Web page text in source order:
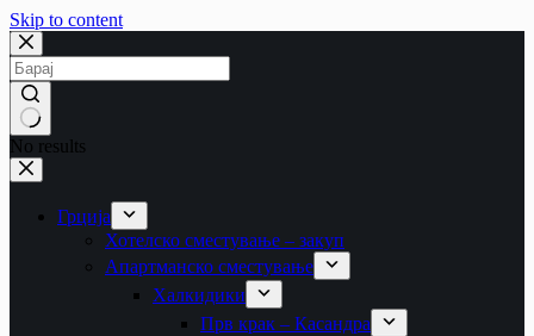
Skip to content
No results
Грција
Хотелско сместување – закуп
Апартманско сместување
Халкидики
Прв крак – Касандра